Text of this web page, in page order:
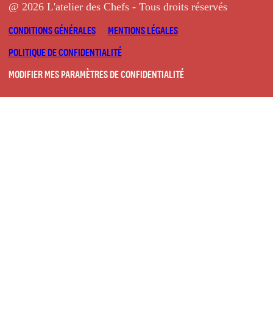
@ 2026 L'atelier des Chefs - Tous droits réservés
CONDITIONS GÉNÉRALES
MENTIONS LÉGALES
POLITIQUE DE CONFIDENTIALITÉ
MODIFIER MES PARAMÈTRES DE CONFIDENTIALITÉ